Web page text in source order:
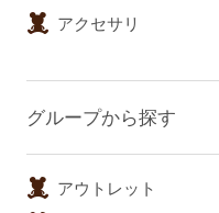
アクセサリ
グループから探す
アウトレット